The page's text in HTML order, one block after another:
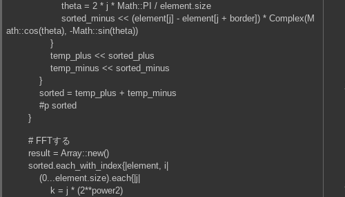
theta = 2 * j * Math::PI / element.size
sorted_minus << (element[j] - element[j + border]) * Complex(M
ath::cos(theta), -Math::sin(theta))
}
temp_plus << sorted_plus
temp_minus << sorted_minus
}
sorted = temp_plus + temp_minus
#p sorted
}
# FFTする
result = Array::new()
sorted.each_with_index{|element, i|
(0...element.size).each{|j|
k = j * (2**power2)